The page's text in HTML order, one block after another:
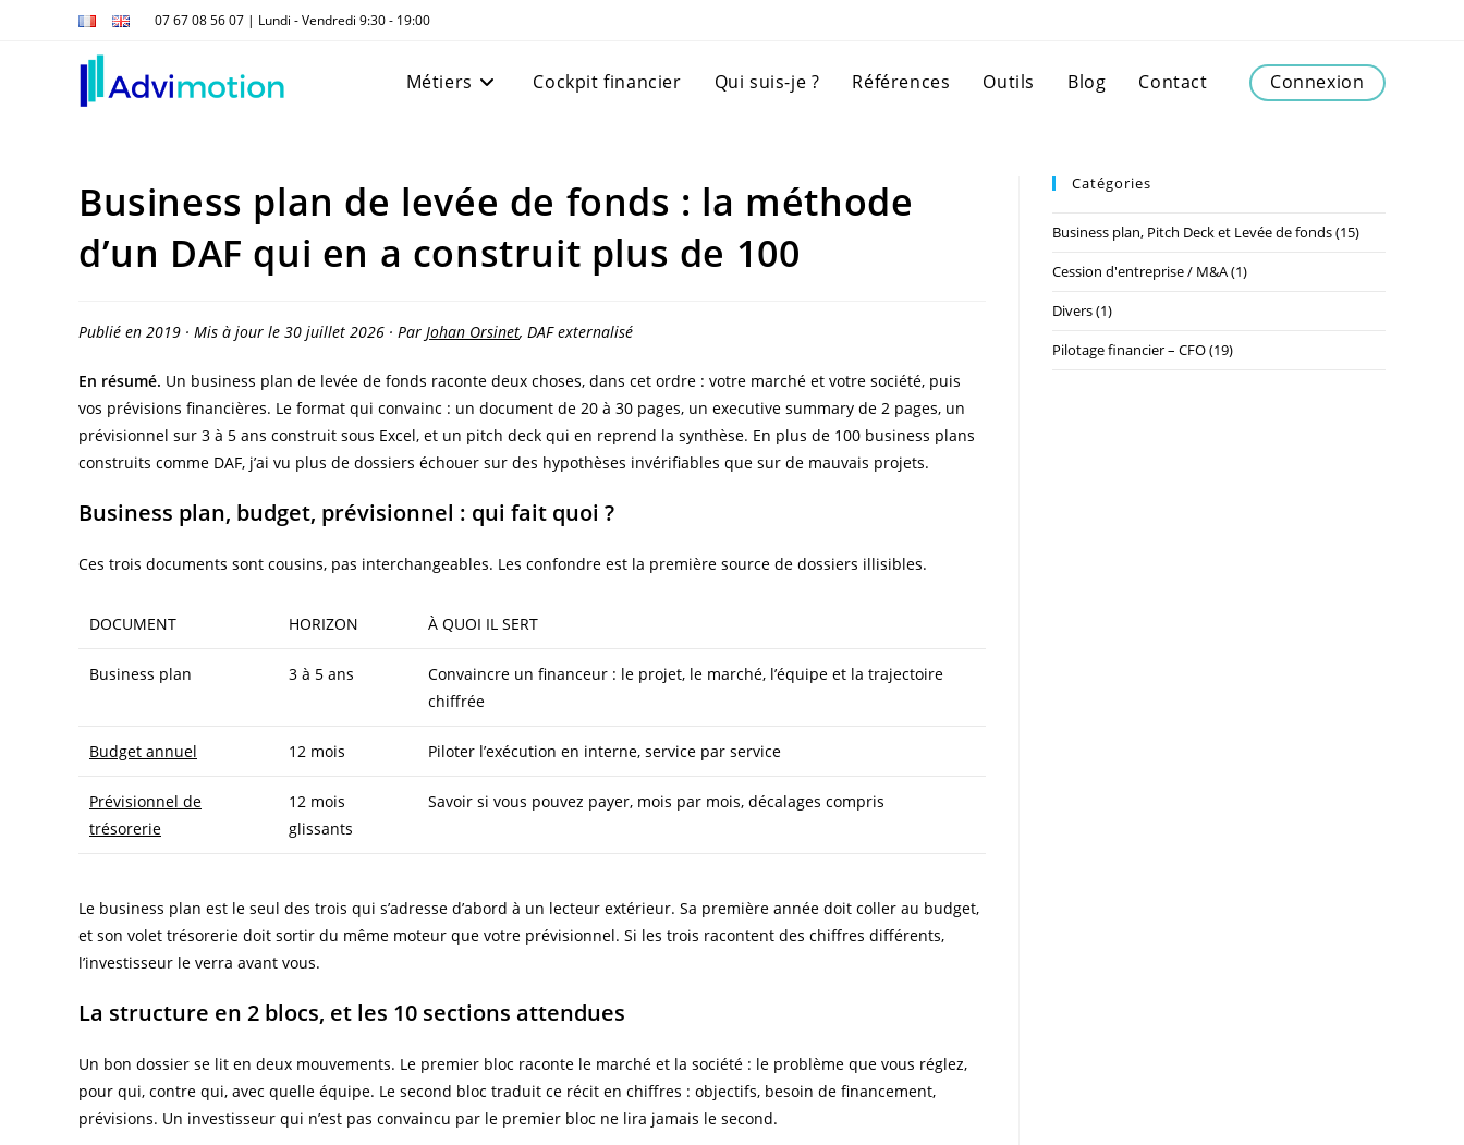
07 67 08 56 07 | Lundi - Vendredi 9:30 - 19:00
Métiers Cockpit financier Qui suis-je ? Références Outils Blog Contact Connexion
Business plan de levée de fonds : la méthode
d’un DAF qui en a construit plus de 100
Publié en 2019 · Mis à jour le 30 juillet 2026 · Par Johan Orsinet, DAF externalisé
En résumé. Un business plan de levée de fonds raconte deux choses, dans cet ordre : votre marché et votre société, puis
vos prévisions financières. Le format qui convainc : un document de 20 à 30 pages, un executive summary de 2 pages, un
prévisionnel sur 3 à 5 ans construit sous Excel, et un pitch deck qui en reprend la synthèse. En plus de 100 business plans
construits comme DAF, j’ai vu plus de dossiers échouer sur des hypothèses invérifiables que sur de mauvais projets.
Business plan, budget, prévisionnel : qui fait quoi ?
Ces trois documents sont cousins, pas interchangeables. Les confondre est la première source de dossiers illisibles.
DOCUMENT HORIZON À QUOI IL SERT
Business plan 3 à 5 ans
Convaincre un financeur : le projet, le marché, l’équipe et la trajectoire
chiffrée
Budget annuel 12 mois Piloter l’exécution en interne, service par service
Prévisionnel de
trésorerie
12 mois
glissants
Savoir si vous pouvez payer, mois par mois, décalages compris
Le business plan est le seul des trois qui s’adresse d’abord à un lecteur extérieur. Sa première année doit coller au budget,
et son volet trésorerie doit sortir du même moteur que votre prévisionnel. Si les trois racontent des chiffres différents,
l’investisseur le verra avant vous.
La structure en 2 blocs, et les 10 sections attendues
Un bon dossier se lit en deux mouvements. Le premier bloc raconte le marché et la société : le problème que vous réglez,
pour qui, contre qui, avec quelle équipe. Le second bloc traduit ce récit en chiffres : objectifs, besoin de financement,
prévisions. Un investisseur qui n’est pas convaincu par le premier bloc ne lira jamais le second.
Catégories
Business plan, Pitch Deck et Levée de fonds(15)
Cession d'entreprise / M&A(1)
Divers(1)
Pilotage financier – CFO(19)